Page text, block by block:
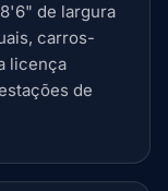
de largura
carros-
licença
de